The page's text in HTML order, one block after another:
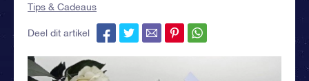
Tips & Cadeaus
Deel dit artikel